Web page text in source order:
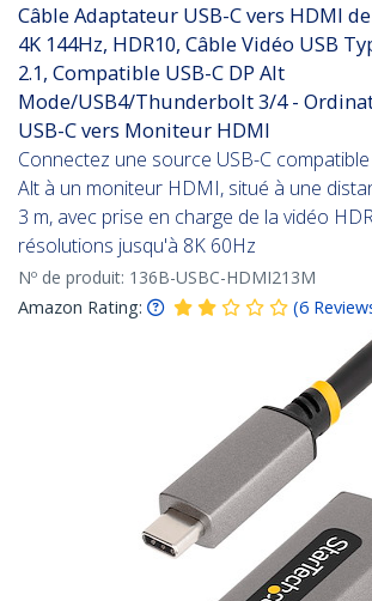
Câble Adaptateur USB-C vers HDMI
4K 144Hz, HDR10, Câble Vidéo USB
2.1, Compatible USB-C DP Alt
Mode/USB4/Thunderbolt 3/4 -
USB-C vers Moniteur HDMI
Connectez une source USB-C
Alt à un moniteur HDMI, situé à une
3 m, avec prise en charge de la vidéo
résolutions jusqu'à 8K 60Hz
Nº de produit: 136B-USBC-HDMI213M
Amazon Rating:
(6